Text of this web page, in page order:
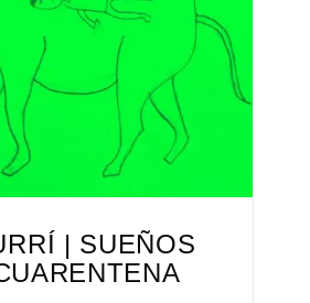
| SUEÑOS